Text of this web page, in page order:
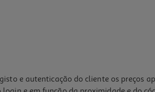
e autenticação do cliente os preços